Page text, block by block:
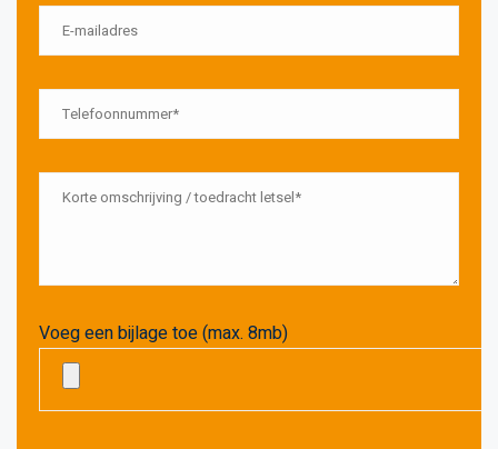
Voeg een bijlage toe (max. 8mb)